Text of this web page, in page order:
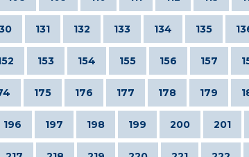
131 132 133 134 135
153 154 155 156 157
175 176 177 178 179
196 197 198 199 200 201